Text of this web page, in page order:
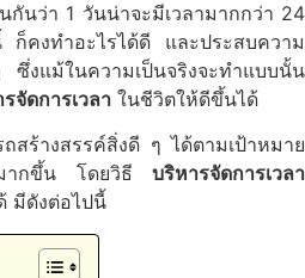
กันว่า 1 วันน่าจะมีเวลามากกว่า 24
ก็คงทำอะไรได้ดี และประสบความ
งแม้ในความเป็นจริงจะทำแบบนั้น
จัดการเวลา ในชีวิตให้ดีขึ้นได้
สร้างสรรค์สิ่งดี ๆ ได้ตามเป้าหมาย
มากขึ้น โดยวิธี บริหารจัดการเวลา
มีดังต่อไปนี้